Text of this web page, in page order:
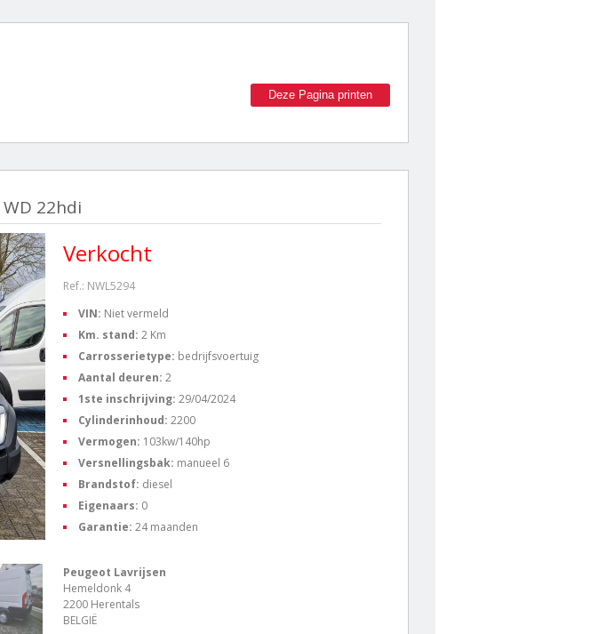
Deze Pagina printen
22hdi
Verkocht
Ref.: NWL5294
VIN: Niet vermeld
Km. stand: 2 Km
Carrosserietype: bedrijfsvoertuig
Aantal deuren: 2
1ste inschrijving: 29/04/2024
Cylinderinhoud: 2200
Vermogen: 103kw/140hp
Versnellingsbak: manueel 6
Brandstof: diesel
Eigenaars: 0
Garantie: 24 maanden
Peugeot Lavrijsen
Hemeldonk 4
2200 Herentals
BELGIË